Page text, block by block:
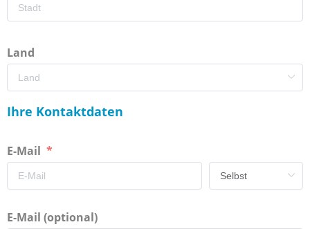
Land
Ihre Kontaktdaten
E-Mail
E-Mail (optional)